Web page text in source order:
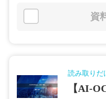
資
読み取りだ
【AI-